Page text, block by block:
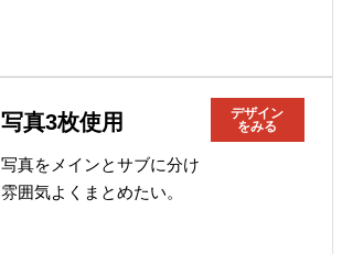
写真3枚使用
デザイン
をみる
写真をメインとサブに分け
雰囲気よくまとめたい。